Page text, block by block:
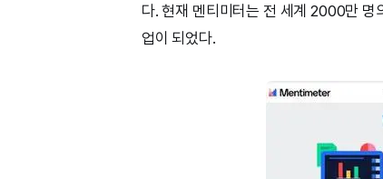
다. 현재 멘티미터는 전 세계 2000만 명
업이 되었다.